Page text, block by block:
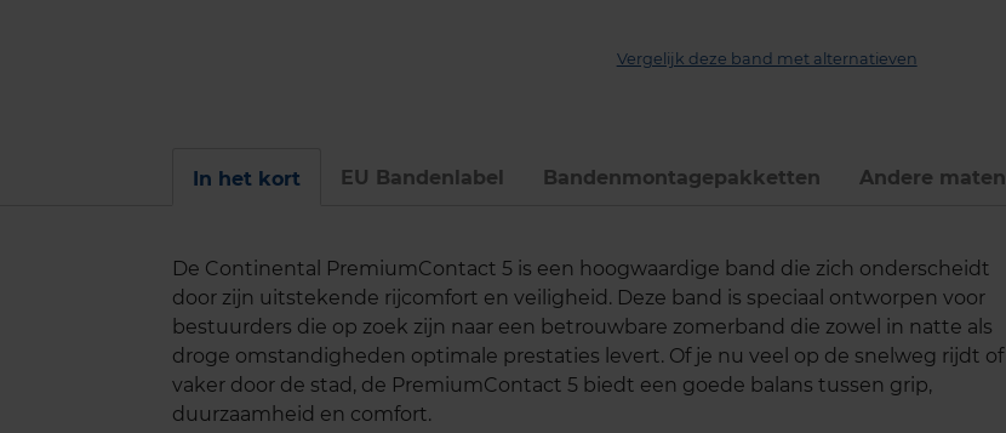
Vergelijk deze band met alternatieven
In het kort EU Bandenlabel Bandenmontage­pakketten Andere maten
De Continental PremiumContact 5 is een hoogwaardige band die zich onderscheidt
door zijn uitstekende rijcomfort en veiligheid. Deze band is speciaal ontworpen voor
bestuurders die op zoek zijn naar een betrouwbare zomerband die zowel in natte als
droge omstandigheden optimale prestaties levert. Of je nu veel op de snelweg rijdt of
vaker door de stad, de PremiumContact 5 biedt een goede balans tussen grip,
duurzaamheid en comfort.